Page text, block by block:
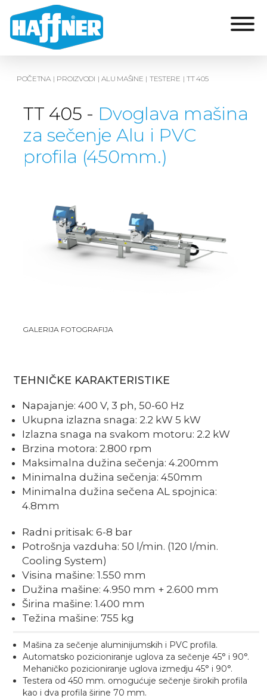
POČETNA | PROIZVODI | ALU MAŠINE | TESTERE | TT 405
TT 405 - Dvoglava mašina
za sečenje Alu i PVC
profila (450mm.)
GALERIJA FOTOGRAFIJA
TEHNIČKE KARAKTERISTIKE
Napajanje: 400 V, 3 ph, 50-60 Hz
Ukupna izlazna snaga: 2.2 kW 5 kW
Izlazna snaga na svakom motoru: 2.2 kW
Brzina motora: 2.800 rpm
Maksimalna dužina sečenja: 4.200mm
Minimalna dužina sečenja: 450mm
Minimalna dužina sečena AL spojnica:
4.8mm
Radni pritisak: 6-8 bar
Potrošnja vazduha: 50 l/min. (120 I/min.
Cooling System)
Visina mašine: 1.550 mm
Dužina mašine: 4.950 mm + 2.600 mm
Širina mašine: 1.400 mm
Težina mašine: 755 kg
Mašina za sečenje aluminijumskih i PVC profila.
Automatsko pozicioniranje uglova za sečenje 45° i 90°.
Mehaničko pozicioniranje uglova izmedju 45° i 90°.
Testera od 450 mm. omogućuje sečenje širokih profila
kao i dva profila širine 70 mm.